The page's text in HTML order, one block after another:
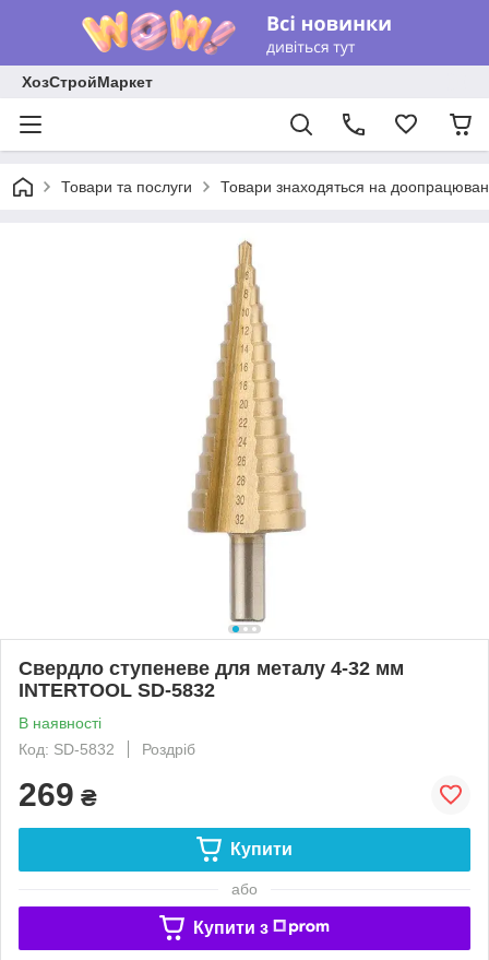
ХозСтройМаркет
Товари та послуги Товари знаходяться на
Свердло ступеневе для металу 4-32 мм
INTERTOOL SD-5832
В наявності
Код: SD-5832
Роздріб
269 ₴
Купити
або
Купити з